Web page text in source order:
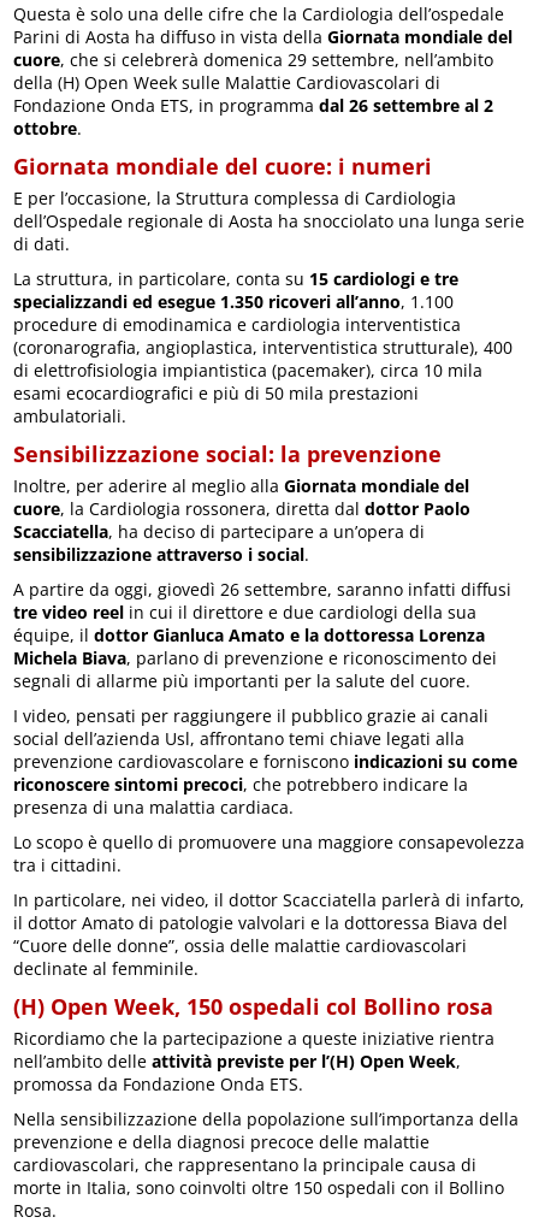
Questa è solo una delle cifre che la Cardiologia dell’ospedale
Parini di Aosta ha diffuso in vista dellaGiornata mondiale del
cuore, che si celebrerà domenica 29 settembre, nell’ambito
della (H) Open Week sulle Malattie Cardiovascolari di
Fondazione Onda ETS, in programmadal 26 settembre al 2
ottobre.
Giornata mondiale del cuore: i numeri
E per l’occasione, la Struttura complessa di Cardiologia
dell’Ospedale regionale di Aosta ha snocciolato una lunga serie
di dati.
La struttura, in particolare, conta su 15 cardiologi e tre
specializzandi ed esegue 1.350 ricoveri all’anno, 1.100
procedure di emodinamica e cardiologia interventistica
(coronarografia, angioplastica, interventistica strutturale), 400
di elettrofisiologia impiantistica (pacemaker), circa 10 mila
esami ecocardiografici e più di 50 mila prestazioni
ambulatoriali.
Sensibilizzazione social: la prevenzione
Inoltre, per aderire al meglio allaGiornata mondiale del
cuore, la Cardiologia rossonera, diretta daldottor Paolo
Scacciatella, ha deciso di partecipare a un’opera di
sensibilizzazione attraverso i social.
A partire da oggi, giovedì 26 settembre, saranno infatti diffusi
tre video reel in cui il direttore e due cardiologi della sua
équipe, ildottor Gianluca Amato e la dottoressa Lorenza
Michela Biava, parlano di prevenzione e riconoscimento dei
segnali di allarme più importanti per la salute del cuore.
I video, pensati per raggiungere il pubblico grazie ai canali
social dell’azienda Usl, affrontano temi chiave legati alla
prevenzione cardiovascolare e forniscono indicazioni su come
riconoscere sintomi precoci, che potrebbero indicare la
presenza di una malattia cardiaca.
Lo scopo è quello di promuovere una maggiore consapevolezza
tra i cittadini.
In particolare, nei video, il dottor Scacciatella parlerà di infarto,
il dottor Amato di patologie valvolari e la dottoressa Biava del
“Cuore delle donne”, ossia delle malattie cardiovascolari
declinate al femminile.
(H) Open Week, 150 ospedali col Bollino rosa
Ricordiamo che la partecipazione a queste iniziative rientra
nell’ambito delleattività previste per l’(H) Open Week,
promossa da Fondazione Onda ETS.
Nella sensibilizzazione della popolazione sull’importanza della
prevenzione e della diagnosi precoce delle malattie
cardiovascolari, che rappresentano la principale causa di
morte in Italia, sono coinvolti oltre 150 ospedali con il Bollino
Rosa.